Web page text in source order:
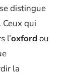
se distingue
Ceux qui
l’oxford ou
la